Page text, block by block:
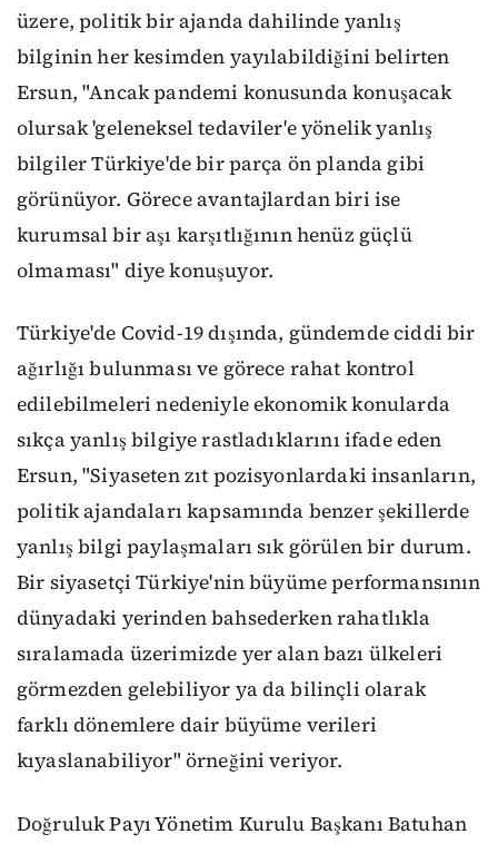
üzere, politik bir ajanda dahilinde yanlış
bilginin her kesimden yayılabildiğini belirten
Ersun, "Ancak pandemi konusunda konuşacak
olursak 'geleneksel tedaviler'e yönelik yanlış
bilgiler Türkiye'de bir parça ön planda gibi
görünüyor. Görece avantajlardan biri ise
kurumsal bir aşı karşıtlığının henüz güçlü
olmaması" diye konuşuyor.
Türkiye'de Covid-19 dışında, gündemde ciddi bir
ağırlığı bulunması ve görece rahat kontrol
edilebilmeleri nedeniyle ekonomik konularda
sıkça yanlış bilgiye rastladıklarını ifade eden
Ersun, "Siyaseten zıt pozisyonlardaki insanların,
politik ajandaları kapsamında benzer şekillerde
yanlış bilgi paylaşmaları sık görülen bir durum.
Bir siyasetçi Türkiye'nin büyüme performansının
dünyadaki yerinden bahsederken rahatlıkla
sıralamada üzerimizde yer alan bazı ülkeleri
görmezden gelebiliyor ya da bilinçli olarak
farklı dönemlere dair büyüme verileri
kıyaslanabiliyor" örneğini veriyor.
Doğruluk Payı Yönetim Kurulu Başkanı Batuhan